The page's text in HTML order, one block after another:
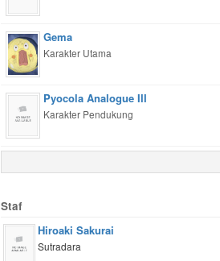
Gema
Karakter Utama
Pyocola Analogue III
Karakter Pendukung
Staf
Hiroaki Sakurai
Sutradara